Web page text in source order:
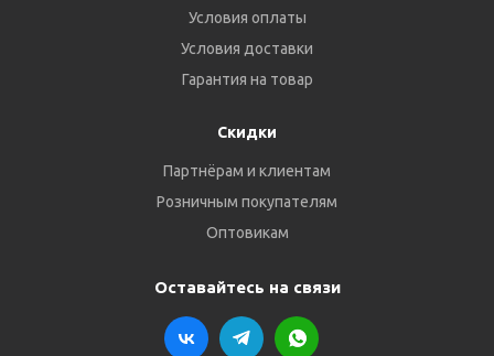
Условия оплаты
Условия доставки
Гарантия на товар
Скидки
Партнёрам и клиентам
Розничным покупателям
Оптовикам
Оставайтесь на связи